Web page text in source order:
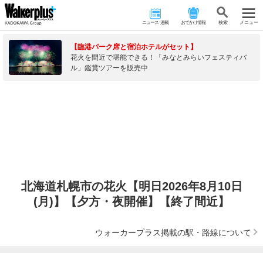
ニュース･連載 おでかけ情報 検 索 メニュー
【臨港パーク席と宿泊ホテルがセット】
花火を間近で堪能できる！「みなとみらいフェスティバ
ル」鑑賞ツアーを販売中
北海道札幌市の花火【明日2026年8月10日
(月)】【夕方・夜開催】【終了間近】
ウォーカープラス掲載の駅・路線について